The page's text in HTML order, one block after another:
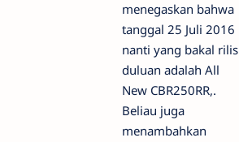
menegaskan bahwa
tanggal 25 Juli 2016
nanti yang bakal rilis
duluan adalah All
New CBR250RR,.
Beliau juga
menambahkan